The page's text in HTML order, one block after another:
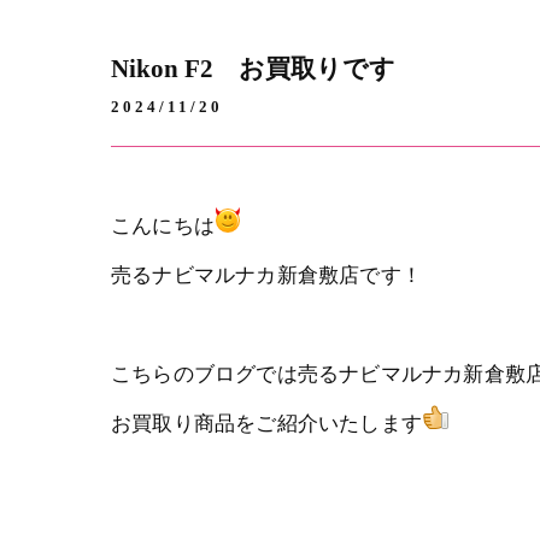
Nikon F2 お買取りです
2024/11/20
こんにちは
売るナビマルナカ新倉敷店です！
こちらのブログでは売るナビマルナカ新倉敷
お買取り商品をご紹介いたします